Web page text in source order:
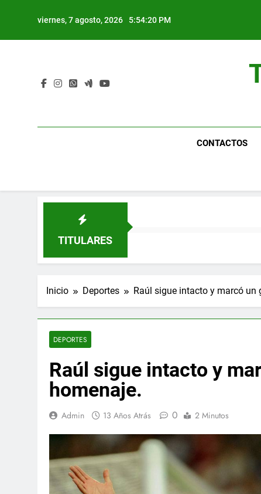
viernes, 7 agosto, 2026 5:54:21 PM
CONTACTOS
TITULARES
Inicio Deportes Raúl sigue intacto y marcó un
DEPORTES
Raúl sigue intacto y
homenaje.
Admin 13 Años Atrás 0 2 Minutos